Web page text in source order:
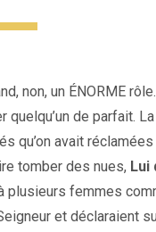
non, un ÉNORME
de parfait.
qu’on avait réclamées
tomber des nues, Lui
plusieurs femmes
et déclaraient